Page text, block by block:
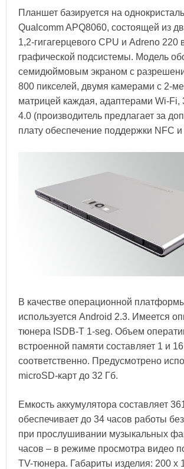
Планшет базируется на
Qualcomm APQ8060, состоящей из
1,2-гигагерцевого CPU и Adreno 220
графической подсистемы. Модель
семидюймовым экраном с
800 пикселей, двумя камерами с 2-
матрицей каждая, адаптерами Wi-Fi,
4.0 (производитель предлагает за
плату обеспечение поддержки NFC и
В качестве операционной
используется Android 2.3. Имеется
тюнера ISDB-T 1-seg. Объем
встроенной памяти составляет 1 и
соответственно. Предусмотрено
microSD-карт до 32 Гб.
Емкость аккумулятора составляет
обеспечивает до 34 часов работы
при прослушивании музыкальных
часов – в режиме просмотра видео
TV-тюнера. Габариты изделия: 200 х